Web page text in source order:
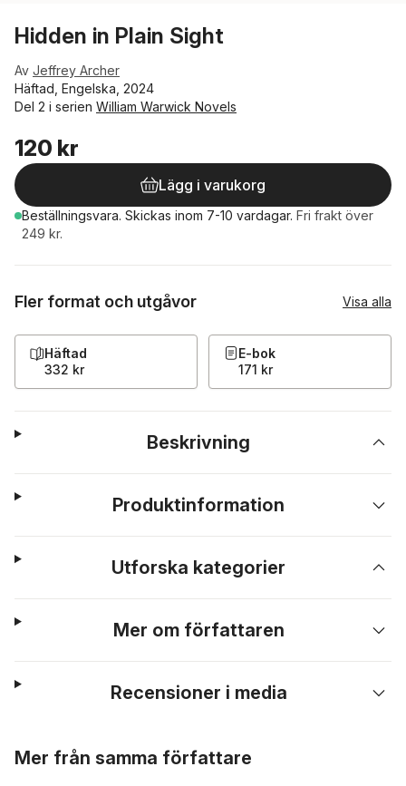
Hidden in Plain Sight
Av Jeffrey Archer
Häftad, Engelska, 2024
Del 2 i serien William Warwick Novels
120 kr
Lägg i varukorg
Beställningsvara. Skickas inom 7-10 vardagar. Fri frakt över
249 kr.
Fler format och utgåvor Visa alla
Häftad
332 kr
E-bok
171 kr
Beskrivning
Produktinformation
Utforska kategorier
Mer om författaren
Recensioner i media
Mer från samma författare